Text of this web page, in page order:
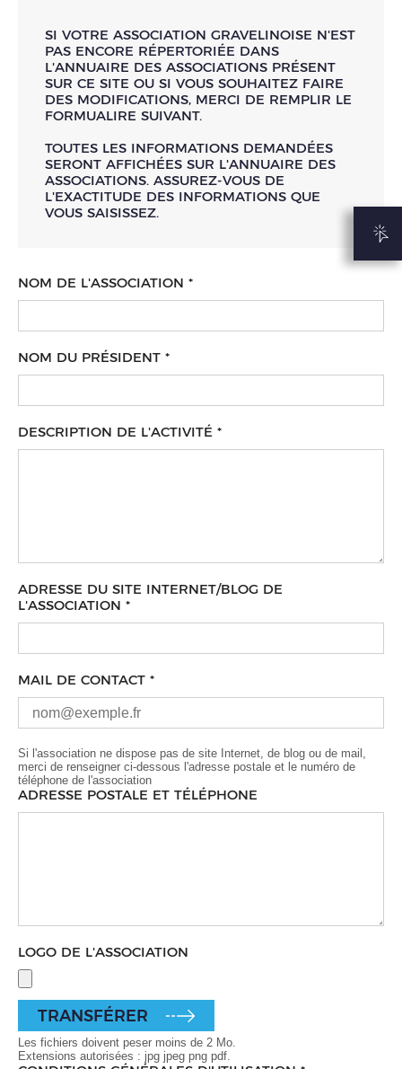
SI VOTRE ASSOCIATION GRAVELINOISE N'EST
PAS ENCORE RÉPERTORIÉE DANS
L'ANNUAIRE DES ASSOCIATIONS PRÉSENT
SUR CE SITE OU SI VOUS SOUHAITEZ FAIRE
DES MODIFICATIONS, MERCI DE REMPLIR LE
FORMUALIRE SUIVANT.
TOUTES LES INFORMATIONS DEMANDÉES
SERONT AFFICHÉES SUR L'ANNUAIRE DES
ASSOCIATIONS. ASSUREZ-VOUS DE
L'EXACTITUDE DES INFORMATIONS QUE
VOUS SAISISSEZ.
NOM DE L'ASSOCIATION *
NOM DU PRÉSIDENT *
DESCRIPTION DE L'ACTIVITÉ *
ADRESSE DU SITE INTERNET/BLOG DE
L'ASSOCIATION *
MAIL DE CONTACT *
Si l'association ne dispose pas de site Internet, de blog ou de mail,
merci de renseigner ci-dessous l'adresse postale et le numéro de
téléphone de l'association
ADRESSE POSTALE ET TÉLÉPHONE
LOGO DE L'ASSOCIATION
TRANSFÉRER
Les fichiers doivent peser moins de 2 Mo.
Extensions autorisées : jpg jpeg png pdf.